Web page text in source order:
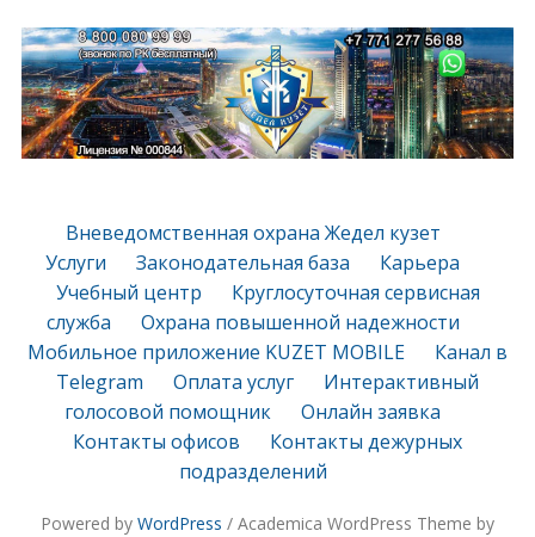
Вневедомственная охрана Жедел кузет
Услуги
Законодательная база
Карьера
Учебный центр
Круглосуточная сервисная
служба
Охрана повышенной надежности
Мобильное приложение KUZET MOBILE
Канал в
Telegram
Оплата услуг
Интерактивный
голосовой помощник
Онлайн заявка
Контакты офисов
Контакты дежурных
подразделений
Powered by WordPress / Academica WordPress Theme by